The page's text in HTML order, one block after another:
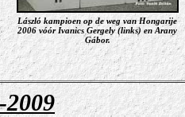
László kampioen op de weg van Hongarije
2006 vóór Ivanics Gergely (links) en Arany
Gábor.
2009